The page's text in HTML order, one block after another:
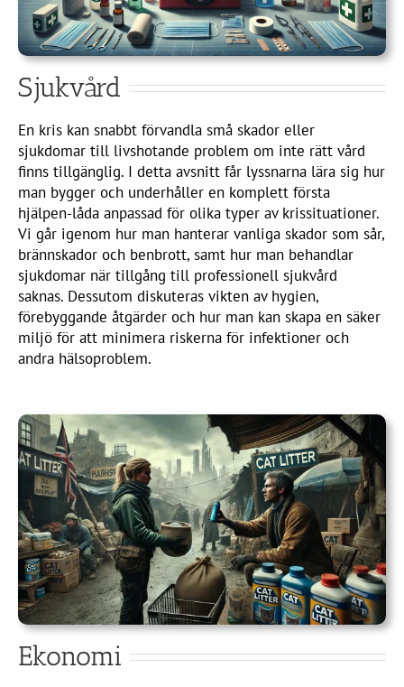
Sjukvård
En kris kan snabbt förvandla små skador eller
sjukdomar till livshotande problem om inte rätt vård
finns tillgänglig. I detta avsnitt får lyssnarna lära sig hur
man bygger och underhåller en komplett första
hjälpen-låda anpassad för olika typer av krissituationer.
Vi går igenom hur man hanterar vanliga skador som sår,
brännskador och benbrott, samt hur man behandlar
sjukdomar när tillgång till professionell sjukvård
saknas. Dessutom diskuteras vikten av hygien,
förebyggande åtgärder och hur man kan skapa en säker
miljö för att minimera riskerna för infektioner och
andra hälsoproblem.
Ekonomi